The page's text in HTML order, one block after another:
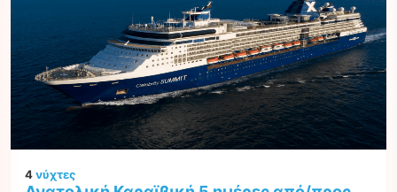
4νύχτες